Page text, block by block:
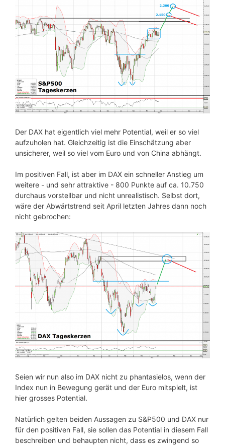
Der DAX hat eigentlich viel mehr Potential, weil er so viel
aufzuholen hat. Gleichzeitig ist die Einschätzung aber
unsicherer, weil so viel vom Euro und von China abhängt.
Im positiven Fall, ist aber im DAX ein schneller Anstieg um
weitere - und sehr attraktive - 800 Punkte auf ca. 10.750
durchaus vorstellbar und nicht unrealistisch. Selbst dort,
wäre der Abwärtstrend seit April letzten Jahres dann noch
nicht gebrochen:
Seien wir nun also im DAX nicht zu phantasielos, wenn der
Index nun in Bewegung gerät und der Euro mitspielt, ist
hier grosses Potential.
Natürlich gelten beiden Aussagen zu S&P500 und DAX nur
für den positiven Fall, sie sollen das Potential in diesem Fall
beschreiben und behaupten nicht, dass es zwingend so